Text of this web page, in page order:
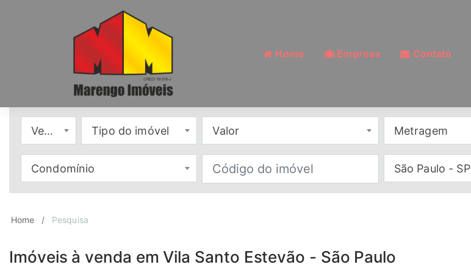
Home Empresa Contato
Venda Tipo do imóvel Valor Metragem
Condomínio São Paulo - SP
Home Pesquisa
Imóveis à venda em Vila Santo Estevão - São Paulo